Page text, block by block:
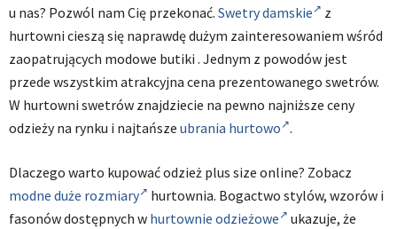
u nas? Pozwól nam Cię przekonać. Swetry damskie
z
hurtowni cieszą się naprawdę dużym zainteresowaniem wśród
zaopatrujących modowe butiki . Jednym z powodów jest
przede wszystkim atrakcyjna cena prezentowanego swetrów.
W hurtowni swetrów znajdziecie na pewno najniższe ceny
odzieży na rynku i najtańsze ubrania hurtowo .
Dlaczego warto kupować odzież plus size online? Zobacz
modne duże rozmiary
hurtownia. Bogactwo stylów, wzorów i
fasonów dostępnych w hurtownie odzieżowe
ukazuje, że